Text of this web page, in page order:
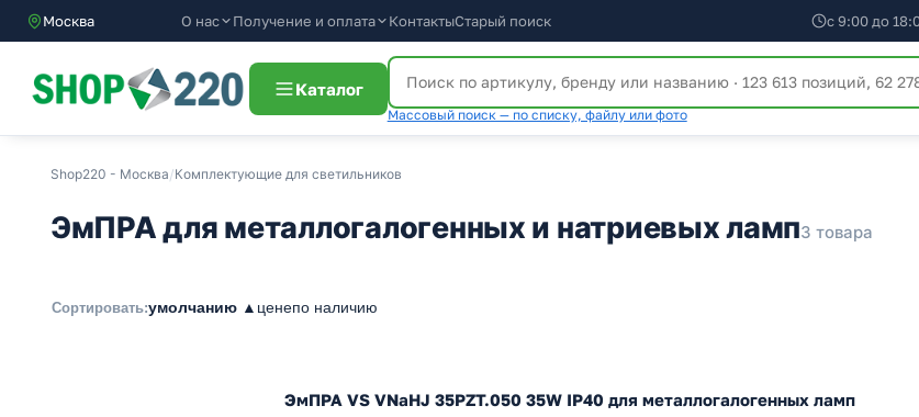
Москва О нас Получение и оплата КонтактыСтарый поиск с 9:00 до
Каталог
Массовый поиск — по списку, файлу или фото
Shop220 - Москва/Комплектующие для светильников
ЭмПРА для металлогалогенных и натриевых ламп3 товара
Сортировать:умолчанию ▲ ценепо наличию
ЭмПРА VS VNaHJ 35PZT.050 35W IP40 для металлогалогенных ламп